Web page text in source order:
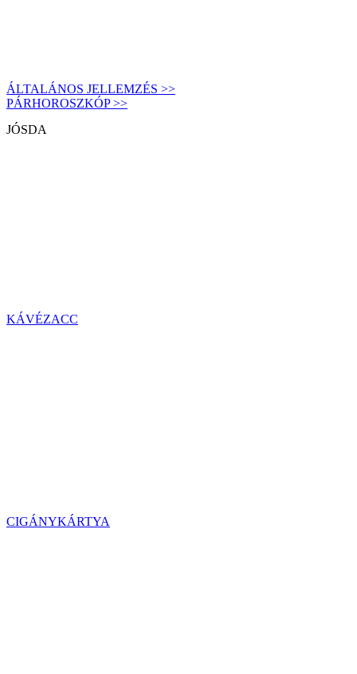
ÁLTALÁNOS JELLEMZÉS >>
PÁRHOROSZKÓP >>
JÓSDA
KÁVÉZACC
CIGÁNYKÁRTYA